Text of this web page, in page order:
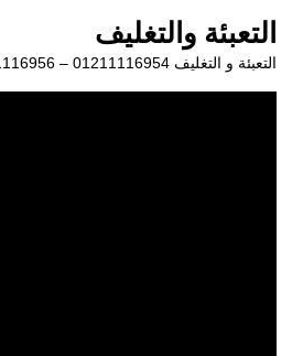
المحتوى
التعبئة والتغليف
التعبئة و التغليف 01211116954 – 01211116956 – 01211116958